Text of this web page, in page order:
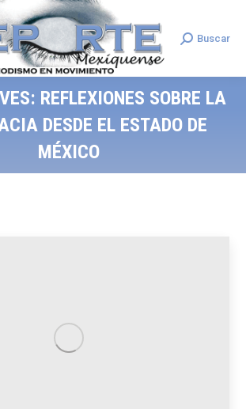
Search:
Buscar
REFLEXIONES SOBRE LA
DESDE EL ESTADO DE
MÉXICO